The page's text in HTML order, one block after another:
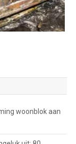
woonblok aan